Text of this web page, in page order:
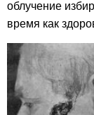
облучение
время как